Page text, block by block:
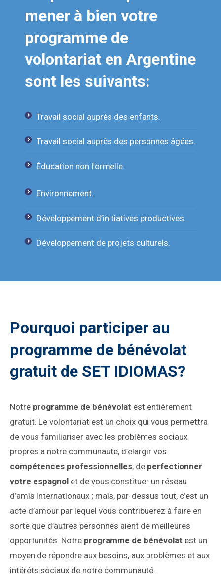
mener à bien votre
programme de
volontariat en Argentine
sont les suivants:
Travail social auprès des enfants.
Travail social auprès des personnes âgées.
Éducation non formelle.
Environnement.
Développement d’initiatives productives.
Développement de projets culturels.
Pourquoi participer au
programme de bénévolat
gratuit de SET IDIOMAS?
Notre programme de bénévolat est entièrement
gratuit. Le volontariat est un choix qui vous permettra
de vous familiariser avec les problèmes sociaux
propres à notre communauté, d’élargir vos
compétences professionnelles, de perfectionner
votre espagnol et de vous constituer un réseau
d’amis internationaux ; mais, par-dessus tout, c’est un
acte d’amour par lequel vous contribuerez à faire en
sorte que d’autres personnes aient de meilleures
opportunités. Notre programme de bénévolat est un
moyen de répondre aux besoins, aux problèmes et aux
intérêts sociaux de notre communauté.